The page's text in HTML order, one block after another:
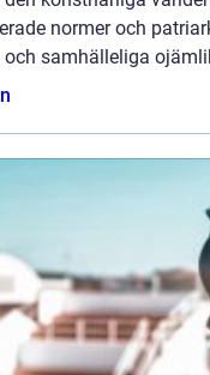
normer och
samhälleliga